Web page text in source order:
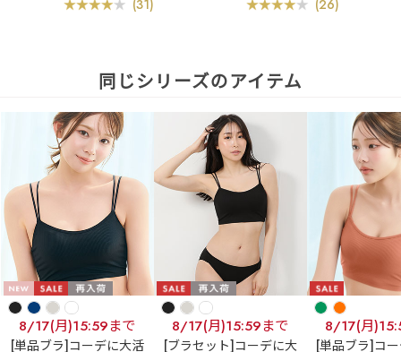
(31) (26)
同じシリーズのアイテム
8/17(月)15:59まで
[単品ブラ]コーデに大活
8/17(月)15:59まで
[ブラセット]コーデに大
8/17(月
[単品ブラ]コ